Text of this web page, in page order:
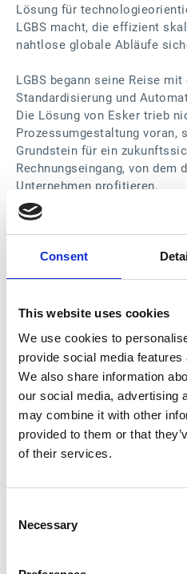
Consent
This website uses cookies
We use cookies to
provide social media
We also share information
our social media, advertising
may combine it with other
provided to them or that
of their services.
Selection
Necessary
Lösung für
LGBS macht, die effizient
nahtlose globale Abläufe
LGBS begann seine Reise
Standardisierung und
Die Lösung von Esker trieb
Prozessumgestaltung voran,
Grundstein für ein
Rechnungseingang, von dem
Unternehmen profitieren.
Mit Blick auf die Zukunft
Integration mit der AMOS-
für LGBS bringen. AMOS ist
und MRO-Anbieter effektiv
„Die Teams sind sehr
Dashboards und Metriken
übernommenen Aufgaben“,
Projektleiter und Senior
Group Business Services.
Professional Services Team
optimale Lösungen für
Im Rahmen seiner